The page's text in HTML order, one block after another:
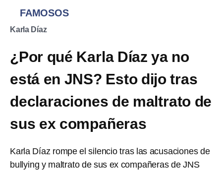
FAMOSOS
Karla Díaz
¿Por qué Karla Díaz ya no
está en JNS? Esto dijo tras
declaraciones de maltrato de
sus ex compañeras
Karla Díaz rompe el silencio tras las acusaciones de
bullying y maltrato de sus ex compañeras de JNS